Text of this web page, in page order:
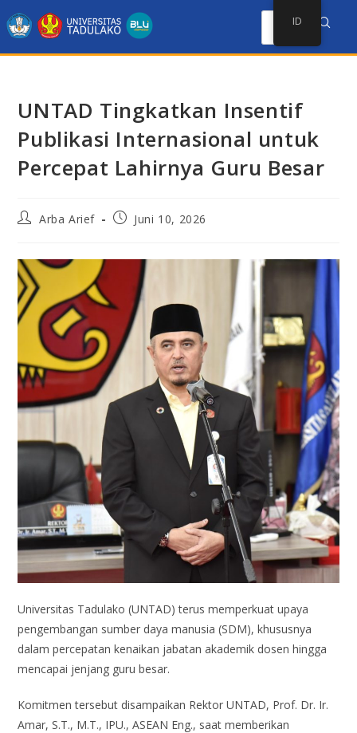
UNTAD Tingkatkan Insentif
Publikasi Internasional untuk
Percepat Lahirnya Guru Besar
Arba Arief Juni 10, 2026
Universitas Tadulako (UNTAD) terus memperkuat upaya
pengembangan sumber daya manusia (SDM), khususnya
dalam percepatan kenaikan jabatan akademik dosen hingga
mencapai jenjang guru besar.
Komitmen tersebut disampaikan Rektor UNTAD, Prof. Dr. Ir.
Amar, S.T., M.T., IPU., ASEAN Eng., saat memberikan
ID